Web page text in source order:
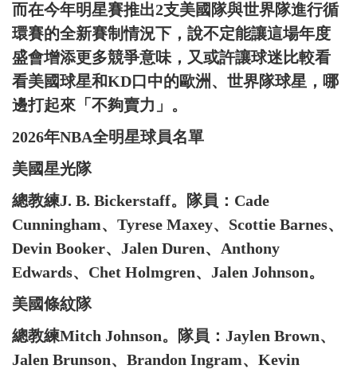
而在今年明星賽推出2支美國隊與世界隊進行循
環賽的全新賽制情況下，說不定能讓這場年度
盛會增添更多競爭意味，又或許讓球迷比較看
看美國球星和KD口中的歐洲、世界隊球星，哪
邊打起來「不夠賣力」。
2026年NBA全明星球員名單
美國星光隊
總教練J. B. Bickerstaff。隊員：Cade
Cunningham、Tyrese Maxey、Scottie Barnes、
Devin Booker、Jalen Duren、Anthony
Edwards、Chet Holmgren、Jalen Johnson。
美國條紋隊
總教練Mitch Johnson。隊員：Jaylen Brown、
Jalen Brunson、Brandon Ingram、Kevin